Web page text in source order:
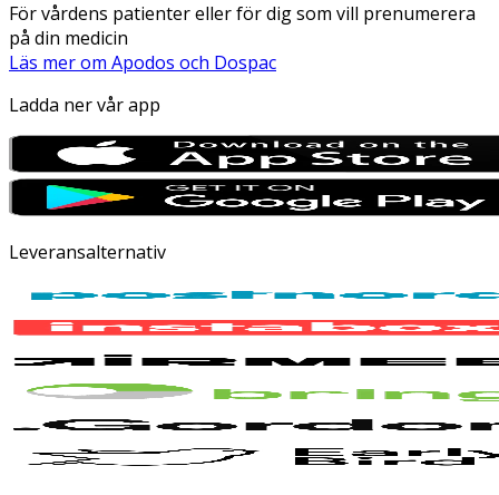
För vårdens patienter eller för dig som vill prenumerera
på din medicin
Läs mer om Apodos och Dospac
Ladda ner vår app
Leveransalternativ